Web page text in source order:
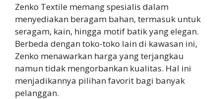
Zenko Textile memang spesialis dalam
menyediakan beragam bahan, termasuk untuk
seragam, kain, hingga motif batik yang elegan.
Berbeda dengan toko-toko lain di kawasan ini,
Zenko menawarkan harga yang terjangkau
namun tidak mengorbankan kualitas. Hal ini
menjadikannya pilihan favorit bagi banyak
pelanggan.